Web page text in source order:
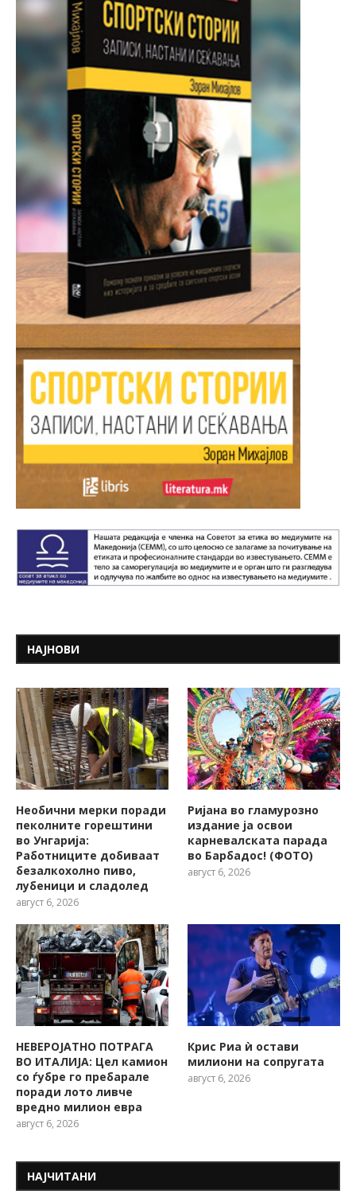
НАЈНОВИ
Необични мерки поради
пеколните горештини
во Унгарија:
Работниците добиваат
безалкохолно пиво,
лубеници и сладолед
август 6, 2026
Ријана во гламурозно
издание ја освои
карневалската парада
во Барбадос! (ФОТО)
август 6, 2026
НЕВЕРОЈАТНО ПОТРАГА
ВО ИТАЛИЈА: Цел камион
со ѓубре го пребарале
поради лото ливче
вредно милион евра
август 6, 2026
Крис Риа ѝ остави
милиони на сопругата
август 6, 2026
НАЈЧИТАНИ